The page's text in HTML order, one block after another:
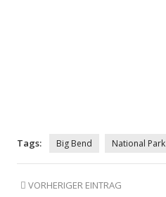
Tags: Big Bend National Park
VORHERIGER EINTRAG